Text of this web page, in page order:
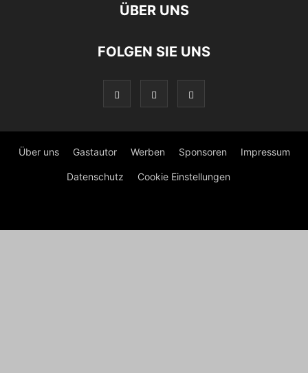
ÜBER UNS
FOLGEN SIE UNS
Über uns Gastautor Werben Sponsoren Impressum
Datenschutz Cookie Einstellungen